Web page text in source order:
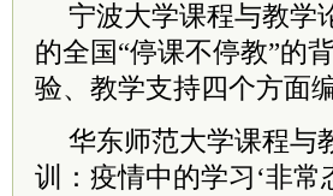
宁波大学课程与教学
的全国“停课不停教”的
验、教学支持四个方面
华东师范大学课程与
训：疫情中的学习‘非